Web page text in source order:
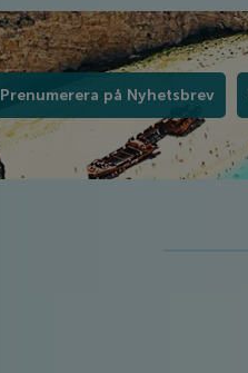
Prenumerera på Nyhetsbrev